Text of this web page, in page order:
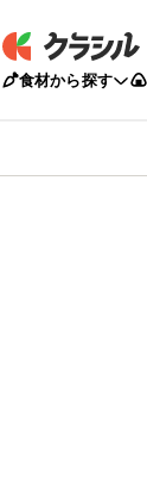
食材から探す